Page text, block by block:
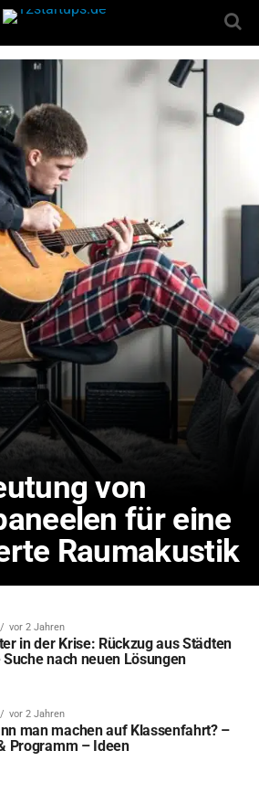
von
für eine
Raumakustik
vor 2 Jahren
in der Krise: Rückzug aus Städten
Suche nach neuen Lösungen
vor 2 Jahren
man machen auf Klassenfahrt? –
Programm – Ideen